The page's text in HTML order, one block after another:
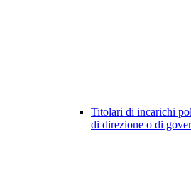
Titolari di incarichi
di direzione o di